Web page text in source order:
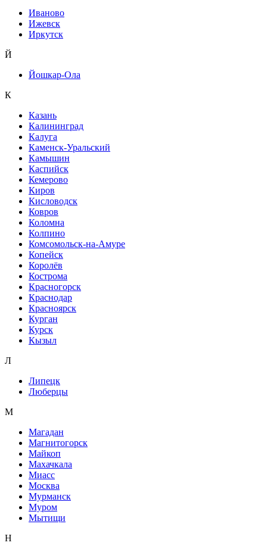
Иваново
Ижевск
Иркутск
Й
Йошкар-Ола
К
Казань
Калининград
Калуга
Каменск-Уральский
Камышин
Каспийск
Кемерово
Киров
Кисловодск
Ковров
Коломна
Колпино
Комсомольск-на-Амуре
Копейск
Королёв
Кострома
Красногорск
Краснодар
Красноярск
Курган
Курск
Кызыл
Л
Липецк
Люберцы
М
Магадан
Магнитогорск
Майкоп
Махачкала
Миасс
Москва
Мурманск
Муром
Мытищи
Н